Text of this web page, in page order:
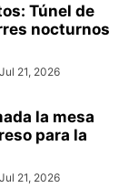
Túnel de
nocturnos
Jul 21, 2026
la mesa
para la
Jul 21, 2026